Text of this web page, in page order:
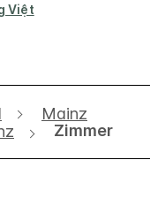
Việt
Mainz
Zimmer